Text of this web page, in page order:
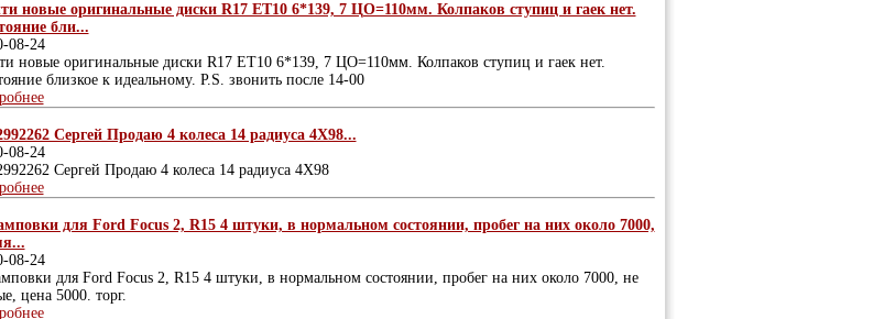
новые оригинальные диски R17 ET10 6*139, 7 ЦО=110мм. Колпаков ступиц и гаек нет.
бли...
08-24
новые оригинальные диски R17 ET10 6*139, 7 ЦО=110мм. Колпаков ступиц и гаек нет.
близкое к идеальному. P.S. звонить после 14-00
Сергей Продаю 4 колеса 14 радиуса 4Х98...
08-24
Сергей Продаю 4 колеса 14 радиуса 4Х98
для Ford Focus 2, R15 4 штуки, в нормальном состоянии, пробег на них около 7000,
08-24
для Ford Focus 2, R15 4 штуки, в нормальном состоянии, пробег на них около 7000, не
цена 5000. торг.